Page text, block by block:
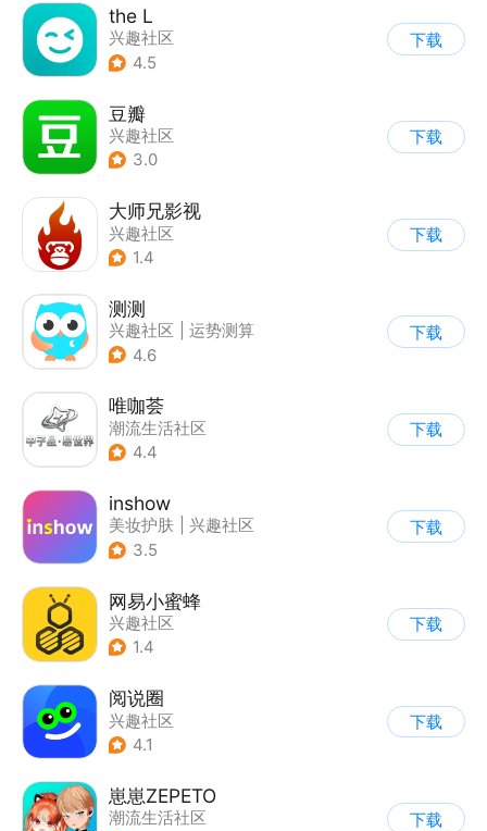
the L
兴趣社区
| 真人娱乐直播
4.5
下载
豆瓣
兴趣社区
3.0
下载
大师兄影视
兴趣社区
1.4
下载
测测
兴趣社区
运势测算
4.6
下载
唯咖荟
潮流生活社区
4.4
下载
inshow
美妆护肤
兴趣社区
3.5
下载
网易小蜜蜂
兴趣社区
1.4
下载
阅说圈
兴趣社区
4.1
下载
崽崽ZEPETO
潮流生活社区
下载